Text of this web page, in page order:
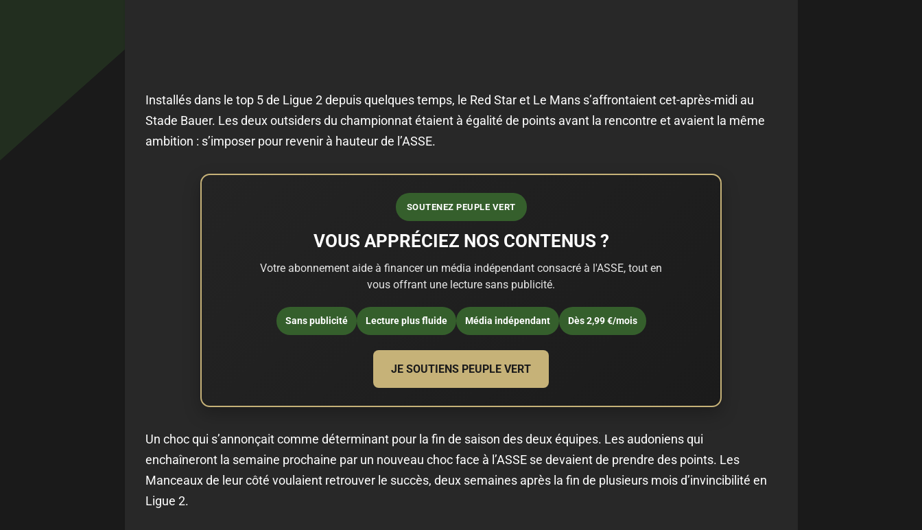
Installés dans le top 5 de Ligue 2 depuis quelques temps, le Red Star et Le Mans s’affrontaient cet-après-midi au
Stade Bauer. Les deux outsiders du championnat étaient à égalité de points avant la rencontre et avaient la même
ambition : s’imposer pour revenir à hauteur de l’ASSE.
SOUTENEZ PEUPLE VERT
VOUS APPRÉCIEZ NOS CONTENUS ?
Votre abonnement aide à financer un média indépendant consacré à l'ASSE, tout en
vous offrant une lecture sans publicité.
Sans publicité Lecture plus fluide Média indépendant Dès 2,99 €/mois
JE SOUTIENS PEUPLE VERT
Un choc qui s’annonçait comme déterminant pour la fin de saison des deux équipes. Les audoniens qui
enchaîneront la semaine prochaine par un nouveau choc face à l’ASSE se devaient de prendre des points. Les
Manceaux de leur côté voulaient retrouver le succès, deux semaines après la fin de plusieurs mois d’invincibilité en
Ligue 2.